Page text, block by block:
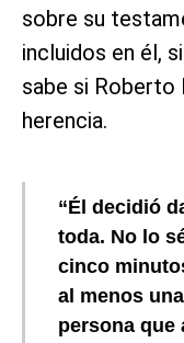
sobre su
incluidos en él,
sabe si Roberto
herencia.
“Él decidió
toda. No lo
cinco
al menos
persona que